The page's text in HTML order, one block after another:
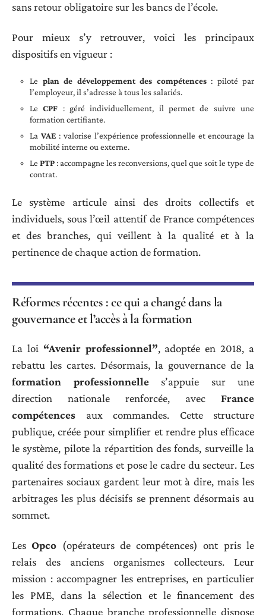
sans retour obligatoire sur les bancs de l’école.
Pour mieux s’y retrouver, voici les principaux
dispositifs en vigueur :
Le plan de développement des compétences: piloté par
l’employeur, il s’adresse à tous les salariés.
LeCPF : géré individuellement, il permet de suivre une
formation certifiante.
La VAE : valorise l’expérience professionnelle et encourage la
mobilité interne ou externe.
Le PTP: accompagne les reconversions, quel que soit le type de
contrat.
Le système articule ainsi des droits collectifs et
individuels, sous l’œil attentif de France compétences
et des branches, qui veillent à la qualité et à la
pertinence de chaque action de formation.
Réformes récentes : ce qui a changé dans la
gouvernance et l’accès à la formation
La loi “Avenir professionnel”, adoptée en 2018, a
rebattu les cartes. Désormais, la gouvernance de la
formation professionnelles’appuie sur une
direction nationale renforcée, avec France
compétences aux commandes. Cette structure
publique, créée pour simplifier et rendre plus efficace
le système, pilote la répartition des fonds, surveille la
qualité des formations et pose le cadre du secteur. Les
partenaires sociaux gardent leur mot à dire, mais les
arbitrages les plus décisifs se prennent désormais au
sommet.
LesOpco (opérateurs de compétences) ont pris le
relais des anciens organismes collecteurs. Leur
mission : accompagner les entreprises, en particulier
les PME, dans la sélection et le financement des
formations. Chaque branche professionnelle dispose